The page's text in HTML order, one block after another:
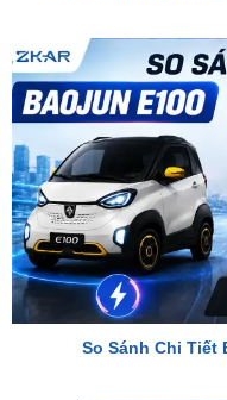
So Sánh Chi Tiết